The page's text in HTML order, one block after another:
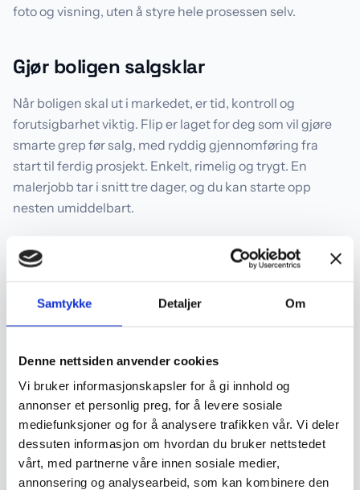
Samtykke Detaljer Om
Denne nettsiden anvender cookies
Vi bruker informasjonskapsler for å gi innhold og
annonser et personlig preg, for å levere sosiale
mediefunksjoner og for å analysere trafikken vår. Vi deler
dessuten informasjon om hvordan du bruker nettstedet
vårt, med partnerne våre innen sosiale medier,
annonsering og analysearbeid, som kan kombinere den
foto og visning, uten å styre hele prosessen selv.
Gjør boligen salgsklar
Når boligen skal ut i markedet, er tid, kontroll og
forutsigbarhet viktig. Flip er laget for deg som vil gjøre
smarte grep før salg, med ryddig gjennomføring fra
start til ferdig prosjekt. Enkelt, rimelig og trygt. En
malerjobb tar i snitt tre dager, og du kan starte opp
nesten umiddelbart.
Få et uforpliktende tilbud på Flip.no
Relaterte artikler